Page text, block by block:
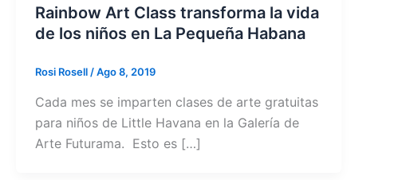
Rainbow Art Class transforma la vida
de los niños en La Pequeña Habana
Rosi Rosell/Ago 8, 2019
Cada mes se imparten clases de arte gratuitas
para niños de Little Havana en la Galería de
Arte Futurama. Esto es […]